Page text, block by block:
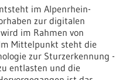
im Alpenrhein-
zur digitalen
im Rahmen von
Mittelpunkt steht die
zur Sturzerkennung -
entlasten und die